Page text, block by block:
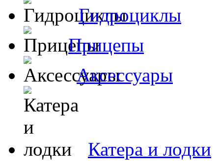
Гидроциклы
Прицепы
Аксессуары
Катера и лодки